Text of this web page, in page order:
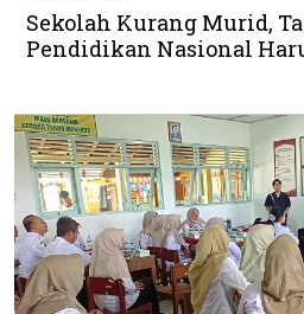
Sekolah Kurang Murid,
Pendidikan Nasional